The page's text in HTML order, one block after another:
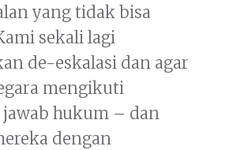
yang tidak bisa
sekali lagi
de-eskalasi dan agar
mengikuti
hukum – dan
dengan